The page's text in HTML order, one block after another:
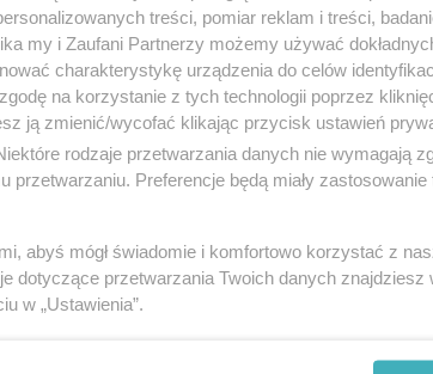
treści, pomiar reklam i treści,
my i Zaufani Partnerzy możemy używać
charakterystykę urządzenia do celów
na korzystanie z tych technologii poprzez
ją zmienić/wycofać klikając przycisk ustawień
rodzaje przetwarzania danych nie wymagają
przetwarzaniu. Preferencje będą miały zastosowanie
abyś mógł świadomie i komfortowo korzystać z
dotyczące przetwarzania Twoich danych znajdziesz
w „Ustawienia”.